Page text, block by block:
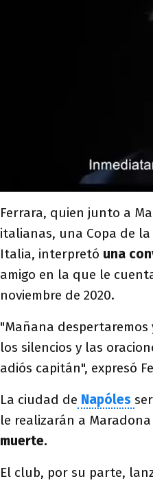
Ferrara, quien junto a
italianas, una Copa de la
Italia, interpretó una
amigo en la que le
noviembre de 2020.
"Mañana
los silencios y las
adiós capitán", expresó
La ciudad de Napóles
le realizarán a
muerte.
El club, por su parte,